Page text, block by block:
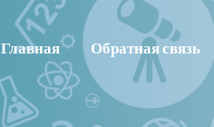
Главная Обратная связь